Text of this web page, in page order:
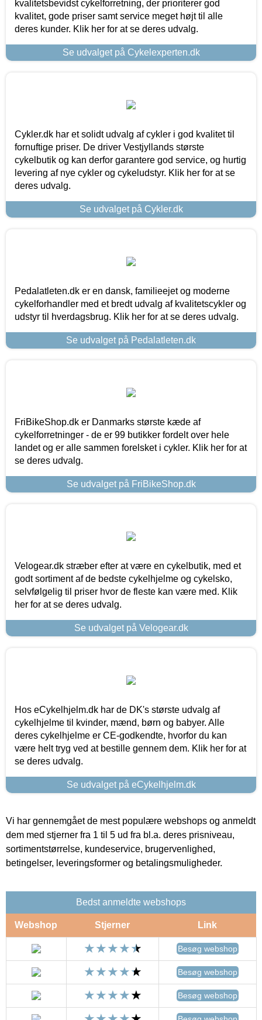
kvalitetsbevidst cykelforretning, der prioriterer god
kvalitet, gode priser samt service meget højt til alle
deres kunder. Klik her for at se deres udvalg.
Se udvalget på Cykelexperten.dk
Cykler.dk har et solidt udvalg af cykler i god kvalitet til
fornuftige priser. De driver Vestjyllands største
cykelbutik og kan derfor garantere god service, og hurtig
levering af nye cykler og cykeludstyr. Klik her for at se
deres udvalg.
Se udvalget på Cykler.dk
Pedalatleten.dk er en dansk, familieejet og moderne
cykelforhandler med et bredt udvalg af kvalitetscykler og
udstyr til hverdagsbrug. Klik her for at se deres udvalg.
Se udvalget på Pedalatleten.dk
FriBikeShop.dk er Danmarks største kæde af
cykelforretninger - de er 99 butikker fordelt over hele
landet og er alle sammen forelsket i cykler. Klik her for at
se deres udvalg.
Se udvalget på FriBikeShop.dk
Velogear.dk stræber efter at være en cykelbutik, med et
godt sortiment af de bedste cykelhjelme og cykelsko,
selvfølgelig til priser hvor de fleste kan være med. Klik
her for at se deres udvalg.
Se udvalget på Velogear.dk
Hos eCykelhjelm.dk har de DK's største udvalg af
cykelhjelme til kvinder, mænd, børn og babyer. Alle
deres cykelhjelme er CE-godkendte, hvorfor du kan
være helt tryg ved at bestille gennem dem. Klik her for at
se deres udvalg.
Se udvalget på eCykelhjelm.dk
Vi har gennemgået de mest populære webshops og anmeldt
dem med stjerner fra 1 til 5 ud fra bl.a. deres prisniveau,
sortimentstørrelse, kundeservice, brugervenlighed,
betingelser, leveringsformer og betalingsmuligheder.
Bedst anmeldte webshops
Webshop Stjerner Link
Besøg webshop
Besøg webshop
Besøg webshop